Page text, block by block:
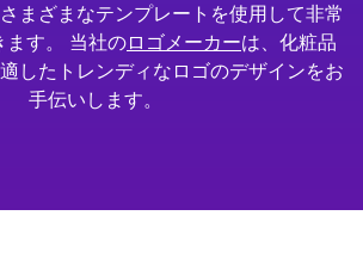
まざまなテンプレートを使用して非常
ます。 当社のロゴメーカーは、化粧品
したトレンディなロゴのデザインをお
手伝いします。